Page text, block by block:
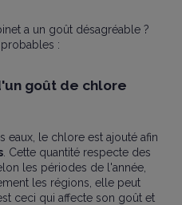
a un goût désagréable ?
:
goût de chlore
eaux, le chlore est ajouté afin
. Cette quantité respecte des
les périodes de l'année,
les régions, elle peut
ceci qui affecte son goût et